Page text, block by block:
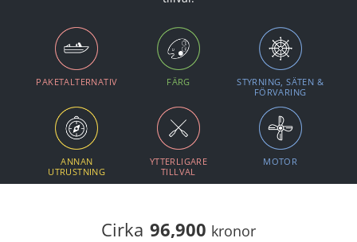
PAKETALTERNATIV FÄRG
STYRNING, SÄTEN &
FÖRVARING
ANNAN
UTRUSTNING
YTTERLIGARE
TILLVAL
MOTOR
Cirka 96,900 kronor